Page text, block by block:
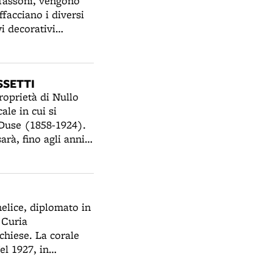
i diversi
decorativi
uno stile già
Edoardo
di Nullo
in cui si
(1858-1924).
fino agli anni
nacque la
in onore della
arena per il
all’area sacra
diplomato in
La corale
1927, in
Littoriale 7.000